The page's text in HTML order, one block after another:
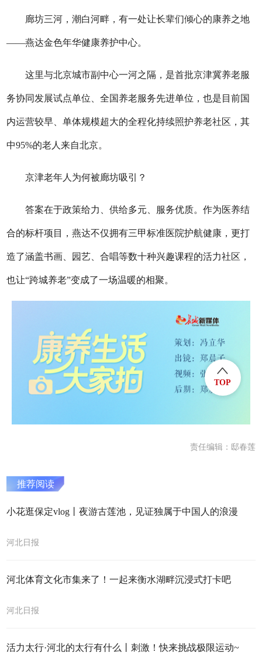
廊坊三河，潮白河畔，有一处让长辈们倾心的康养之地
——燕达金色年华健康养护中心。
这里与北京城市副中心一河之隔，是首批京津冀养老服
务协同发展试点单位、全国养老服务先进单位，也是目前国
内运营较早、单体规模超大的全程化持续照护养老社区，其
中95%的老人来自北京。
京津老年人为何被廊坊吸引？
答案在于政策给力、供给多元、服务优质。作为医养结
合的标杆项目，燕达不仅拥有三甲标准医院护航健康，更打
造了涵盖书画、园艺、合唱等数十种兴趣课程的活力社区，
也让“跨城养老”变成了一场温暖的相聚。
责任编辑：邸春莲
推荐阅读
小花逛保定vlog丨夜游古莲池，见证独属于中国人的浪漫
河北日报
河北体育文化市集来了！一起来衡水湖畔沉浸式打卡吧
河北日报
活力太行·河北的太行有什么丨刺激！快来挑战极限运动~
TOP